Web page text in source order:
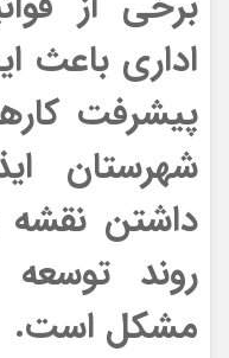
اداری باعث
پیشرفت
شهرستان
داشتن نقشه
روند
مشکل است.